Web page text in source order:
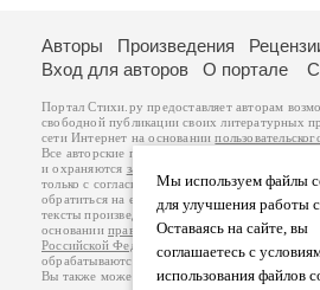
Мы используем файлы
для улучшения работы
Оставаясь на сайте, вы
соглашаетесь с
использования файлов
Авторы Произведения
Вход для авторов
О портале
Портал Стихи.ру предоставляет авторам
свободной публикации своих литературных
сети Интернет на основании
Все авторские права на произведения
и охраняются законом
. Перепечатка
только с согласия его автора, к которому вы
обратиться на его авторской странице.
тексты произведений авторы несут
основанииправил публикациии
Российской Федерации
обрабатываются на основанииПолитики
Вы также можете посмотреть более